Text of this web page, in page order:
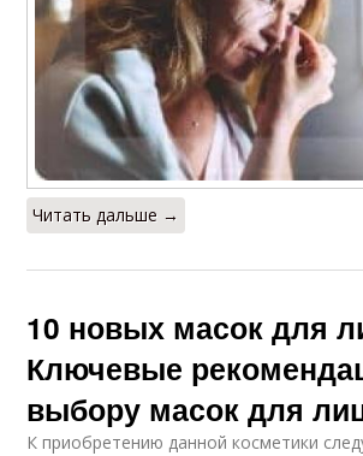
Читать дальше →
10 новых масок для
Ключевые
выбору масок для
К приобретению данной косметики